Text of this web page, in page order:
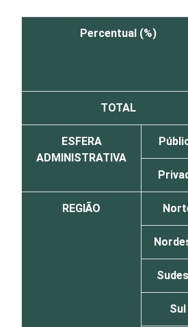
Percentual (%)
TOTAL
ESFERA
ADMINISTRATIVA
REGIÃO
Sul